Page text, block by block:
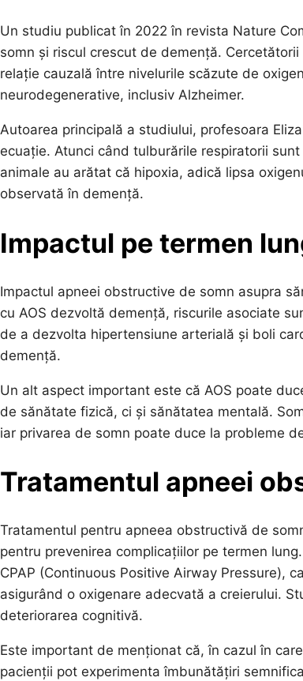
Un studiu publicat în 2022 în revista Nature
somn și riscul crescut de demență.
relație cauzală între nivelurile scăzute de
neurodegenerative, inclusiv Alzheimer.
Autoarea principală a studiului, profesoara
ecuație. Atunci când tulburările respiratorii
animale au arătat că hipoxia, adică lipsa
observată în demență.
Impactul pe termen
Impactul apneei obstructive de somn asupra
cu AOS dezvoltă demență, riscurile asociate
de a dezvolta hipertensiune arterială și boli
demență.
Un alt aspect important este că AOS poate
de sănătate fizică, ci și sănătatea mentală.
iar privarea de somn poate duce la probleme
Tratamentul apneei
Tratamentul pentru apneea obstructivă de
pentru prevenirea complicațiilor pe termen
CPAP (Continuous Positive Airway Pressure),
asigurând o oxigenare adecvată a creierului.
deteriorarea cognitivă.
Este important de menționat că, în cazul în
pacienții pot experimenta îmbunătățiri